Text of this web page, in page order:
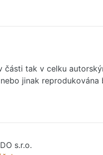
části tak v celku
jinak
s.r.o.